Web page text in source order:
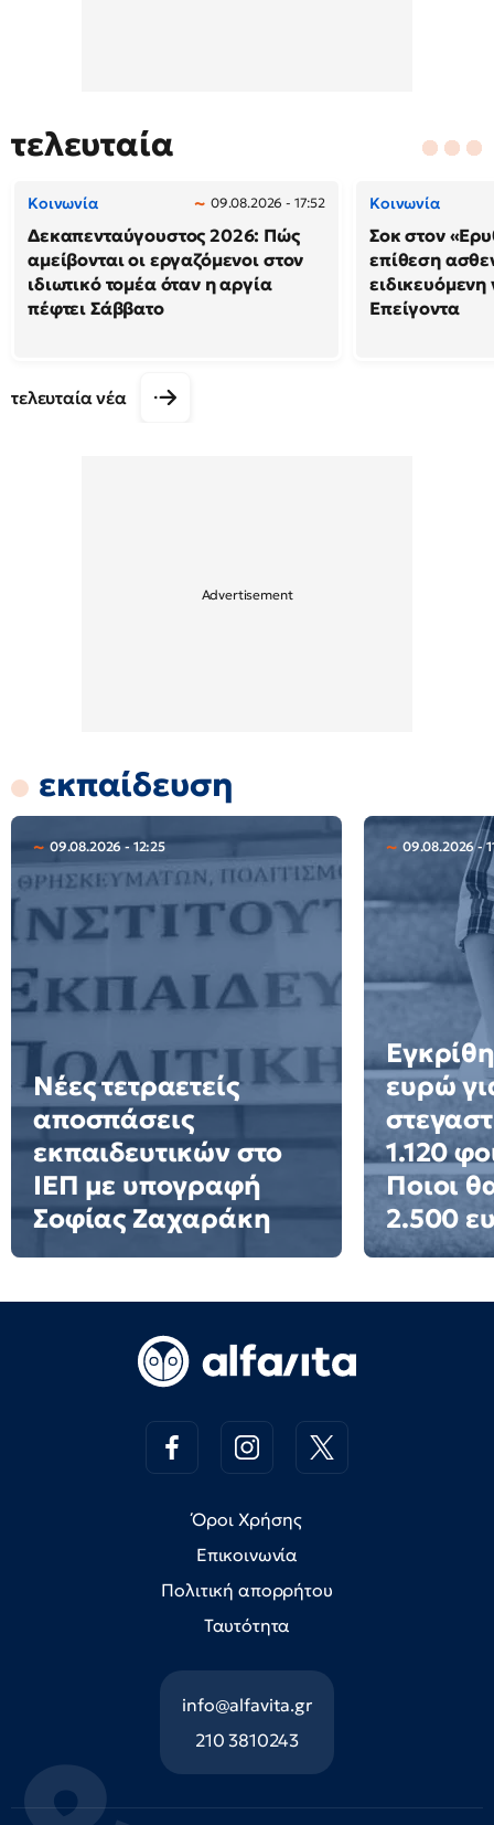
τελευταία
Κοινωνία 09.08.2026 - 17:52
Δεκαπενταύγουστος 2026: Πώς
αμείβονται οι εργαζόμενοι στον
ιδιωτικό τομέα όταν η αργία
πέφτει Σάββατο
Κοινωνία
Σοκ στον
επίθεση
Επείγοντα
τελευταία νέα
εκπαίδευση
09.08.2026 - 12:25
Νέες τετραετείς
αποσπάσεις
εκπαιδευτικών στο
ΙΕΠ με υπογραφή
Σοφίας Ζαχαράκη
09.08.2026 -
ευρώ
1.120
Ποιοι
2.500
Όροι Χρήσης
Επικοινωνία
Πολιτική απορρήτου
Ταυτότητα
info@alfavita.gr
210 3810243